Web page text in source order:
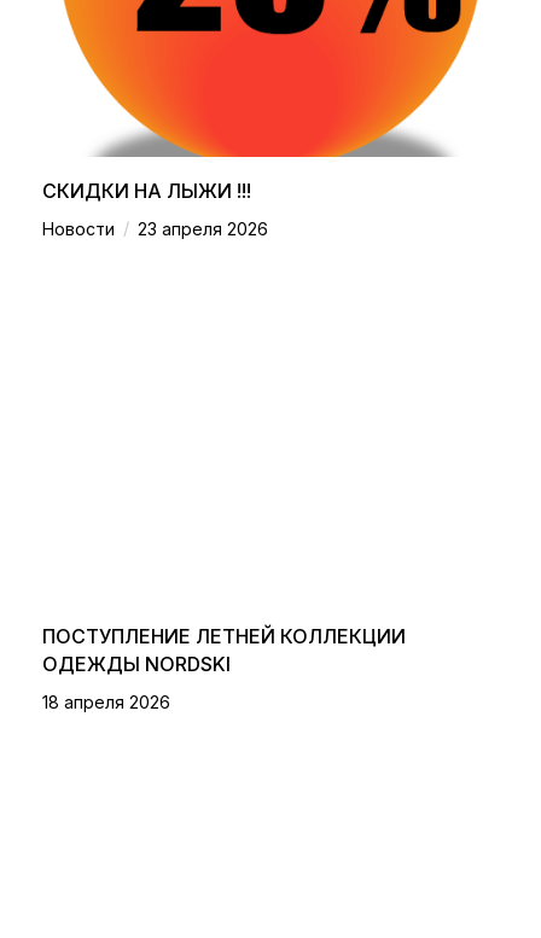
СКИДКИ НА ЛЫЖИ !!!
Новости / 23 апреля 2026
ПОСТУПЛЕНИЕ ЛЕТНЕЙ КОЛЛЕКЦИИ
ОДЕЖДЫ NORDSKI
18 апреля 2026